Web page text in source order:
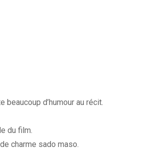
d’humour au récit.
du film.
charme sado maso.